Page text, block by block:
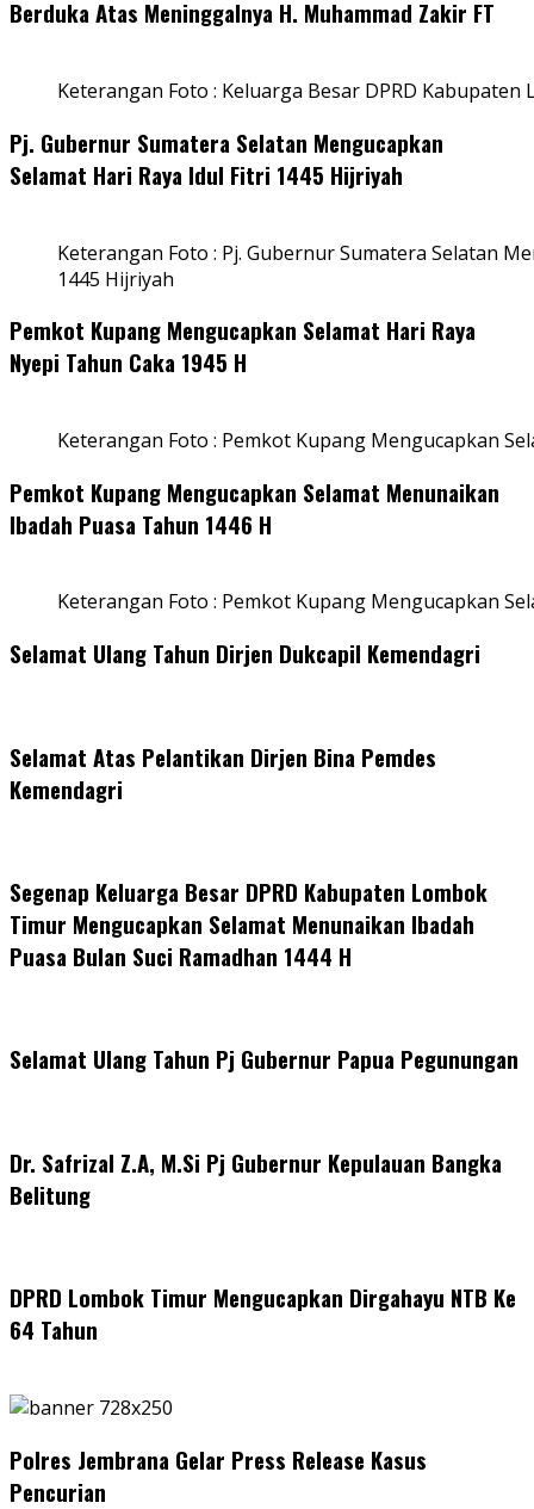
Berduka Atas Meninggalnya H. Muhammad Zakir FT
Keterangan Foto : Keluarga Besar DPRD
Pj. Gubernur Sumatera Selatan Mengucapkan
Selamat Hari Raya Idul Fitri 1445 Hijriyah
Keterangan Foto : Pj. Gubernur Sumatera Selatan
1445 Hijriyah
Pemkot Kupang Mengucapkan Selamat Hari Raya
Nyepi Tahun Caka 1945 H
Keterangan Foto : Pemkot Kupang Mengucapkan
Pemkot Kupang Mengucapkan Selamat Menunaikan
Ibadah Puasa Tahun 1446 H
Keterangan Foto : Pemkot Kupang Mengucapkan
Selamat Ulang Tahun Dirjen Dukcapil Kemendagri
Selamat Atas Pelantikan Dirjen Bina Pemdes
Kemendagri
Segenap Keluarga Besar DPRD Kabupaten Lombok
Timur Mengucapkan Selamat Menunaikan Ibadah
Puasa Bulan Suci Ramadhan 1444 H
Selamat Ulang Tahun Pj Gubernur Papua Pegunungan
Dr. Safrizal Z.A, M.Si Pj Gubernur Kepulauan Bangka
Belitung
DPRD Lombok Timur Mengucapkan Dirgahayu NTB Ke
64 Tahun
Polres Jembrana Gelar Press Release Kasus
Pencurian